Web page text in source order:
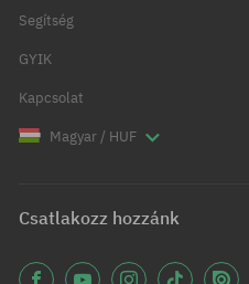
Segítség
GYIK
Kapcsolat
Magyar / HUF
Csatlakozz hozzánk